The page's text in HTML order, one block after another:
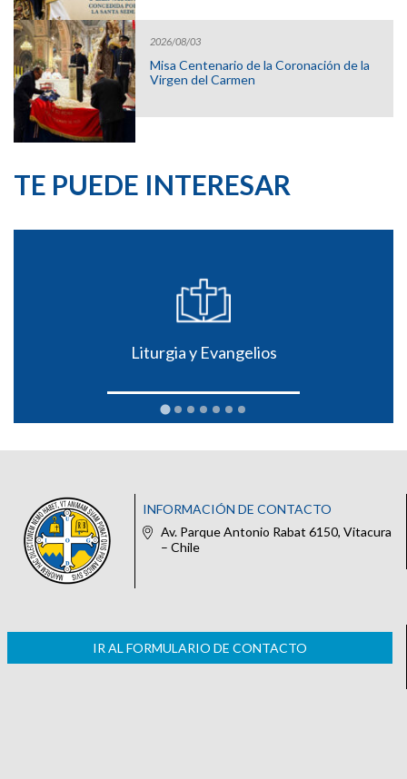
2026/08/03
Misa Centenario de la Coronación de la
Virgen del Carmen
TE PUEDE INTERESAR
Liturgia y Evangelios
INFORMACIÓN DE CONTACTO
Av. Parque Antonio Rabat 6150, Vitacura
– Chile
IR AL FORMULARIO DE CONTACTO